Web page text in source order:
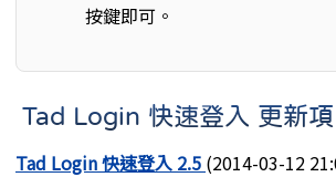
按鍵即可。
Tad Login 快速登入 更新項
Tad Login 快速登入 2.5 (2014-03-12